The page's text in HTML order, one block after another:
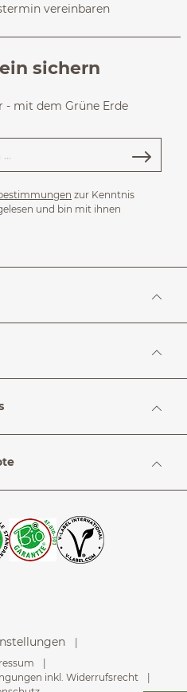
vereinbaren
sichern
- mit dem Grüne Erde
zur Kenntnis
und bin mit ihnen
inkl. Widerrufsrecht